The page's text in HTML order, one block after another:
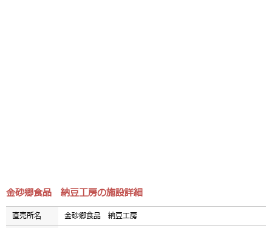
金砂郷食品 納豆工房の施設詳細
直売所名
金砂郷食品 納豆工房